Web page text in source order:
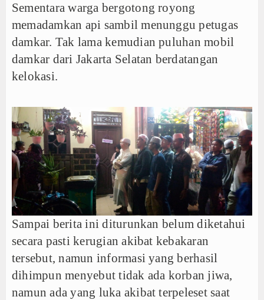
Sementara warga bergotong royong
memadamkan api sambil menunggu petugas
damkar. Tak lama kemudian puluhan mobil
damkar dari Jakarta Selatan berdatangan
kelokasi.
Sampai berita ini diturunkan belum diketahui
secara pasti kerugian akibat kebakaran
tersebut, namun informasi yang berhasil
dihimpun menyebut tidak ada korban jiwa,
namun ada yang luka akibat terpeleset saat